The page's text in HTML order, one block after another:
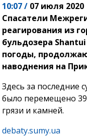
10:07 / 07 июля 2020
Спасатели
реагирования из
бульдозера
погоды,
наводнения на
Здесь за последние
было перемещено
грязи и камней.
debaty.sumy.ua